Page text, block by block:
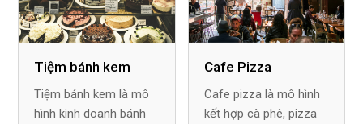
Tiệm bánh kem
Tiệm bánh kem là mô
hình kinh doanh bánh
Cafe Pizza
Cafe pizza là mô hình
kết hợp cà phê, pizza